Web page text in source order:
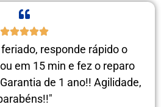
responde rápido o
em 15 min e fez o reparo
de 1 ano!! Agilidade,